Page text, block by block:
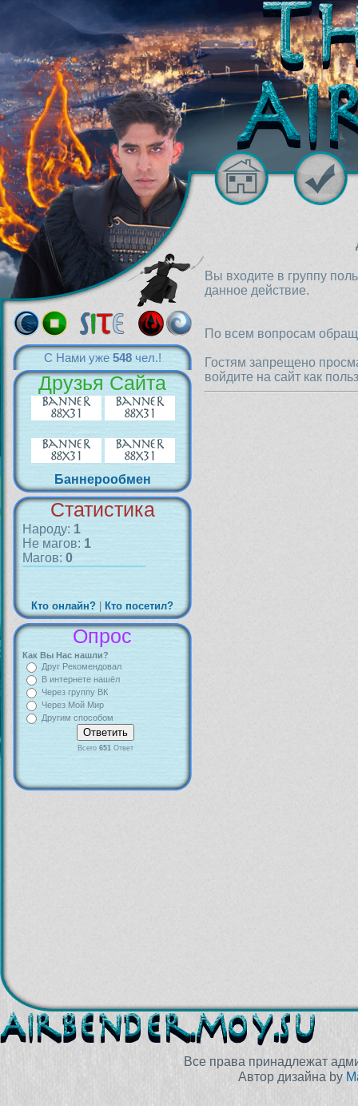
С Нами уже 548чел.!
Друзья Сайта
Баннерообмен
Статистика
Народу: 1
Не магов: 1
Магов: 0
Кто онлайн? Кто посетил?
Опрос
Как Вы Нас нашли?
Друг Рекомендовал
В интернете нашёл
Через группу ВК
Через Мой Мир
Другим способом
Всего 651Ответ
Вы входите в группу
данное действие.
По всем вопросам
Гостям запрещено
войдите на сайт как
Все права принадлежат
Автор дизайна by